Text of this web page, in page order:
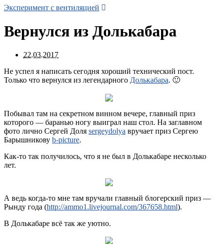
Эксперимент с вентиляцией
Вернулся из Долькабара
22.03.2017
Не успел я написать сегодня хороший технический пост.
Только что вернулся из легендарного Долькабара. 🙂
Побывал там на секретном винном вечере, главный приз
которого — баранью ногу выиграл наш стол. На заглавном
фото лично Сергей Доля sergeydolya вручает приз Сергею
Барышникову b-picture.
Как-то так получилось, что я не был в Долькабаре несколько
лет.
А ведь когда-то мне там вручали главный блогерский приз —
Рынду года (http://ammo1.livejournal.com/367658.html).
В Долькабаре всё так же уютно.